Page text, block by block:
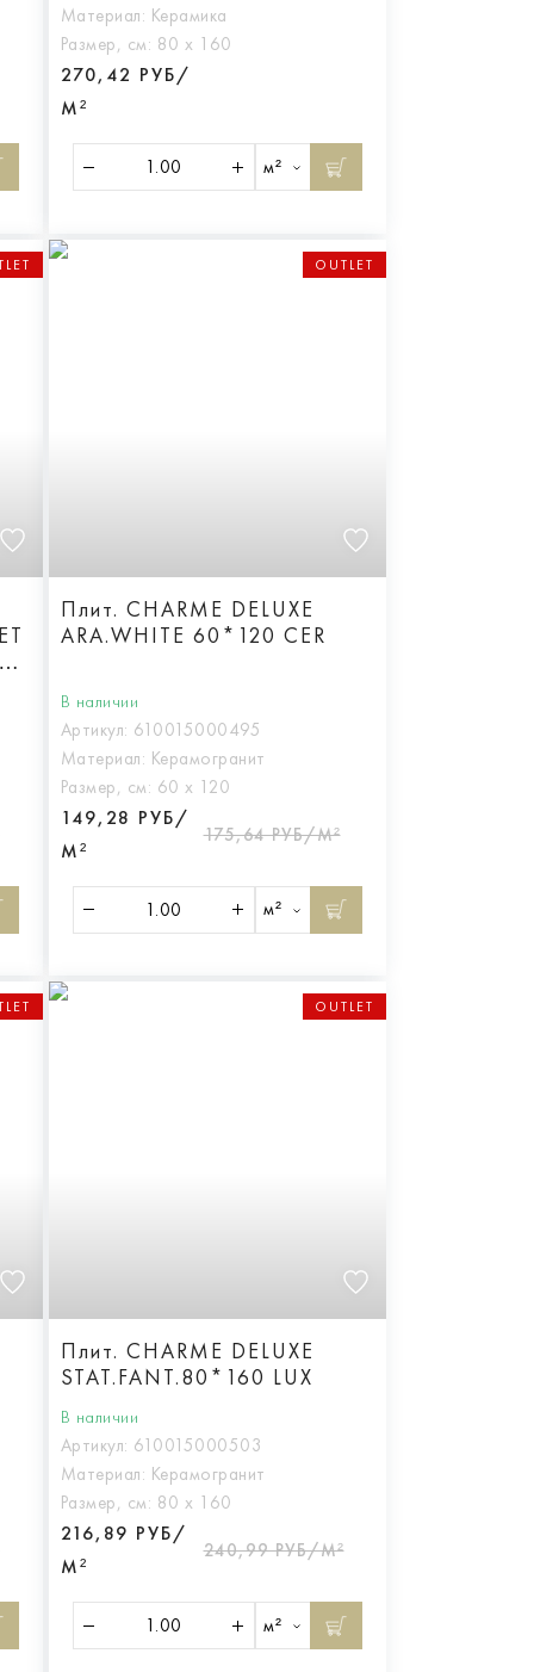
Материал: Керамика
Размер, см: 80 х 160
270,42 РУБ/
М²
м²
OUTLET
Плит. CHARME DELUXE
ARA.WHITE 60*120 CER
В наличии
Артикул: 610015000495
Материал: Керамогранит
Размер, см: 60 х 120
149,28 РУБ/
М²
175,64 РУБ/М²
м²
OUTLET
Плит. CHARME DELUXE
STAT.FANT.80*160 LUX
В наличии
Артикул: 610015000503
Материал: Керамогранит
Размер, см: 80 х 160
216,89 РУБ/
М²
240,99 РУБ/М²
м²